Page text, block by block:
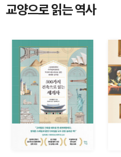
교양으로 읽는 역사